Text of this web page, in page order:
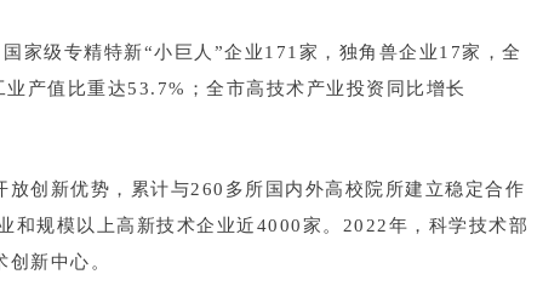
家级专精特新“小巨人”企业171家，独角兽企业17家，全
产值比重达53.7%；全市高技术产业投资同比增长
创新优势，累计与260多所国内外高校院所建立稳定合作
和规模以上高新技术企业近4000家。2022年，科学技术部
新中心。